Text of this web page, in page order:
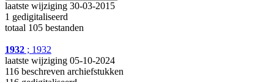
laatste wijziging 30-03-2015
1 gedigitaliseerd
totaal 105 bestanden
1932 ; 1932
laatste wijziging 05-10-2024
116 beschreven archiefstukken